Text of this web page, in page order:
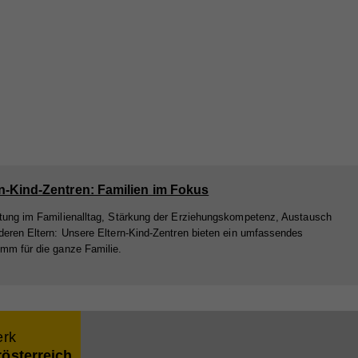
Kind-Zentren: Familien im Fokus
im Familienalltag, Stärkung der Erziehungskompetenz, Austausch
Eltern: Unsere Eltern-Kind-Zentren bieten ein umfassendes
für die ganze Familie.